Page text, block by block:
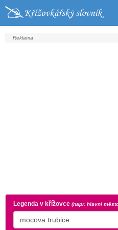
Legenda v křížovce (napr. hlavní